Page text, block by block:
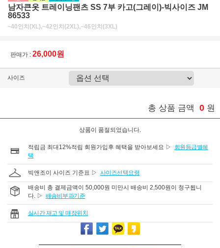
남자큰옷 트레이닝팬츠 SS 7부 카고(그레이)-빅사이즈 JM
86533
~40인치(XL),~42인치(2XL),~46인치(3XL)
판매가 : 26,000원
사이즈
총 상품 금액 0 원
상품이 품절되었습니다.
적립금 최대12%적립 회원가입후 혜택을 받아보세요 ▷
회원등급별혜
택
빅앤조이 사이즈 기준표 ▷ 사이즈선택요령
배송비 총 결제금액이 50,000원 미만시 배송비 2,500원이 청구됩니
다. ▷ 배송비부과기준
실시간 재고 및 매장위치